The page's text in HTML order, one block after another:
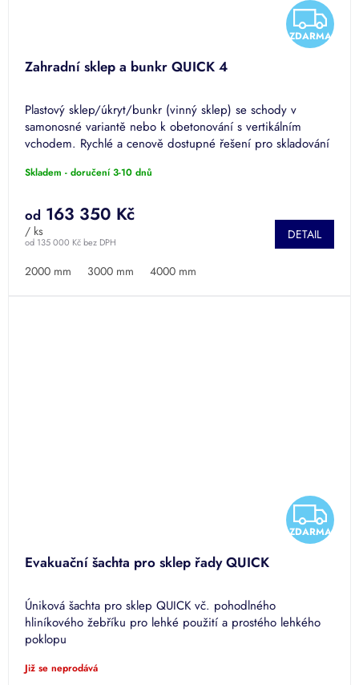
Z
D
M
ZDARMA
Zahradní sklep a bunkr QUICK 4
Plastový sklep/úkryt/bunkr (vinný sklep) se schody v
samonosné variantě nebo k obetonování s vertikálním
vchodem. Rychlé a cenově dostupné řešení pro skladování
Skladem - doručení 3-10 dnů
od 135 000 Kč bez DPH
od 163 350 Kč
/ ks DETAIL
2000 mm 3000 mm 4000 mm
Z
D
ZDARMA
Evakuační šachta pro sklep řady QUICK
Úniková šachta pro sklep QUICK vč. pohodlného
hliníkového žebříku pro lehké použití a prostého lehkého
poklopu
Již se neprodává